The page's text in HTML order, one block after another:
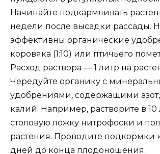
Начинайте подкармливать
недели после высадки рассады.
эффективны органические
коровяка (1:10) или птичьего
Расход раствора — 1 литр на
Чередуйте органику с
удобрениями, содержащими
калий. Например, растворите в 10
столовую ложку нитрофоски и
растения. Проводите подкормки
дней до конца плодоношения.